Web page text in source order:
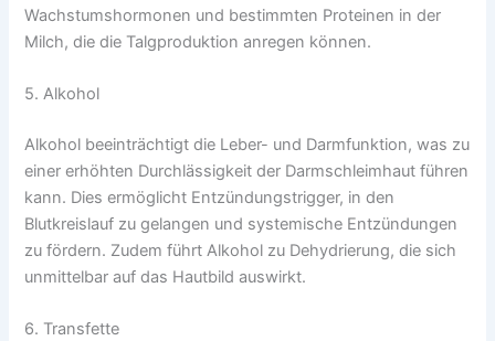
Wachstumshormonen und bestimmten Proteinen in der
Milch, die die Talgproduktion anregen können.
5. Alkohol
Alkohol beeinträchtigt die Leber- und Darmfunktion, was zu
einer erhöhten Durchlässigkeit der Darmschleimhaut führen
kann. Dies ermöglicht Entzündungstrigger, in den
Blutkreislauf zu gelangen und systemische Entzündungen
zu fördern. Zudem führt Alkohol zu Dehydrierung, die sich
unmittelbar auf das Hautbild auswirkt.
6. Transfette